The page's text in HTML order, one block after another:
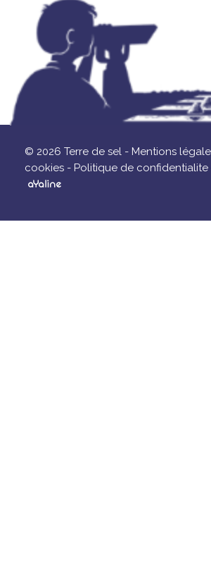
© 2026 Terre de sel - Mentions
cookies - Politique de confidentialite